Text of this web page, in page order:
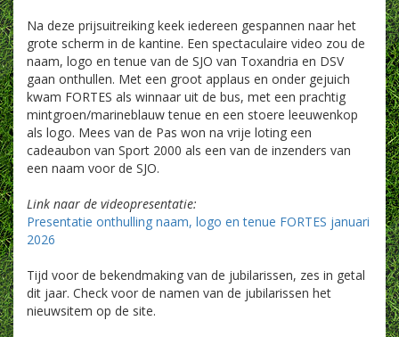
Na deze prijsuitreiking keek iedereen gespannen naar het
grote scherm in de kantine. Een spectaculaire video zou de
naam, logo en tenue van de SJO van Toxandria en DSV
gaan onthullen. Met een groot applaus en onder gejuich
kwam FORTES als winnaar uit de bus, met een prachtig
mintgroen/marineblauw tenue en een stoere leeuwenkop
als logo. Mees van de Pas won na vrije loting een
cadeaubon van Sport 2000 als een van de inzenders van
een naam voor de SJO.
Link naar de videopresentatie:
Presentatie onthulling naam, logo en tenue FORTES januari
2026
Tijd voor de bekendmaking van de jubilarissen, zes in getal
dit jaar. Check voor de namen van de jubilarissen het
nieuwsitem op de site.